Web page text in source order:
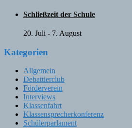
Schließzeit der Schule
20. Juli - 7. August
Kategorien
Allgemein
Debattierclub
Förderverein
Interviews
Klassenfahrt
Klassensprecherkonferenz
Schülerparlament